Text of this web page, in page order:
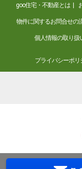
goo住宅・不動産とは
物件に関するお問合せの
個人情報の取り扱
プライバシーポリ